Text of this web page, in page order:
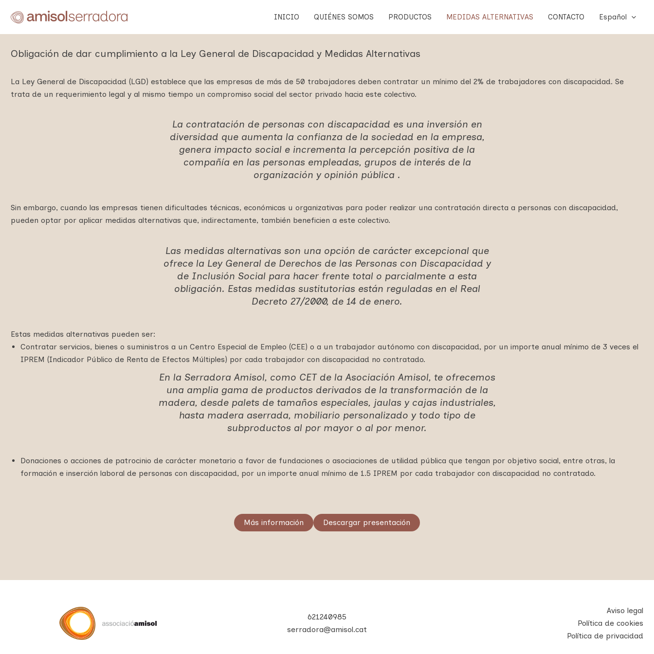
INICIO QUIÉNES SOMOS PRODUCTOS MEDIDAS ALTERNATIVAS CONTACTO Español
Medidas alternativas
Obligación de dar cumplimiento a la Ley General de Discapacidad y Medidas Alternativas
La Ley General de Discapacidad (LGD) establece que las empresas de más de 50 trabajadores deben contratar un mínimo del 2% de trabajadores con discapacidad. Se
trata de un requerimiento legal y al mismo tiempo un compromiso social del sector privado hacia este colectivo.
La contratación de personas con discapacidad es una inversión en
diversidad que aumenta la confianza de la sociedad en la empresa,
genera impacto social e incrementa la percepción positiva de la
compañía en las personas empleadas, grupos de interés de la
organización y opinión pública .
Sin embargo, cuando las empresas tienen dificultades técnicas, económicas u organizativas para poder realizar una contratación directa a personas con discapacidad,
pueden optar por aplicar medidas alternativas que, indirectamente, también beneficien a este colectivo.
Las medidas alternativas son una opción de carácter excepcional que
ofrece la Ley General de Derechos de las Personas con Discapacidad y
de Inclusión Social para hacer frente total o parcialmente a esta
obligación. Estas medidas sustitutorias están reguladas en el Real
Decreto 27/2000, de 14 de enero.
Estas medidas alternativas pueden ser:
Contratar servicios, bienes o suministros a un Centro Especial de Empleo (CEE) o a un trabajador autónomo con discapacidad, por un importe anual mínimo de 3 veces el
IPREM (Indicador Público de Renta de Efectos Múltiples) por cada trabajador con discapacidad no contratado.
En la Serradora Amisol, como CET de la Asociación Amisol, te ofrecemos
una amplia gama de productos derivados de la transformación de la
madera, desde palets de tamaños especiales, jaulas y cajas industriales,
hasta madera aserrada, mobiliario personalizado y todo tipo de
subproductos al por mayor o al por menor.
Donaciones o acciones de patrocinio de carácter monetario a favor de fundaciones o asociaciones de utilidad pública que tengan por objetivo social, entre otras, la
formación e inserción laboral de personas con discapacidad, por un importe anual mínimo de 1.5 IPREM por cada trabajador con discapacidad no contratado.
Más información Descargar presentación
621240985
serradora@amisol.cat
Aviso legal
Política de cookies
Política de privacidad